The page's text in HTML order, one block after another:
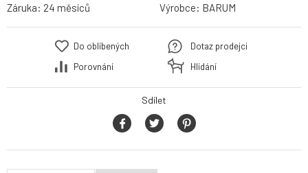
Záruka: 24 měsíců Výrobce: BARUM
Do oblíbených
Porovnání
Dotaz prodejci
Hlídání
Sdílet